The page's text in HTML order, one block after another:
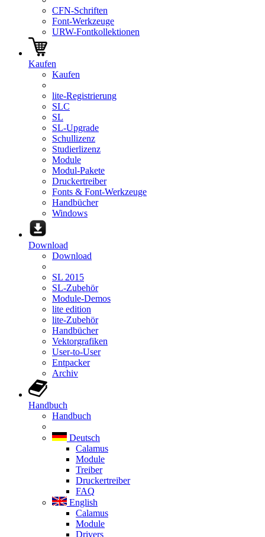
CFN-Schriften
Font-Werkzeuge
URW-Fontkollektionen
Kaufen
Kaufen
lite-Registrierung
SLC
SL
SL-Upgrade
Schullizenz
Studierlizenz
Module
Modul-Pakete
Druckertreiber
Fonts & Font-Werkzeuge
Handbücher
Windows
Download
Download
SL 2015
SL-Zubehör
Module-Demos
lite edition
lite-Zubehör
Handbücher
Vektorgrafiken
User-to-User
Entpacker
Archiv
Handbuch
Handbuch
Deutsch
Calamus
Module
Treiber
Druckertreiber
FAQ
English
Calamus
Module
Drivers